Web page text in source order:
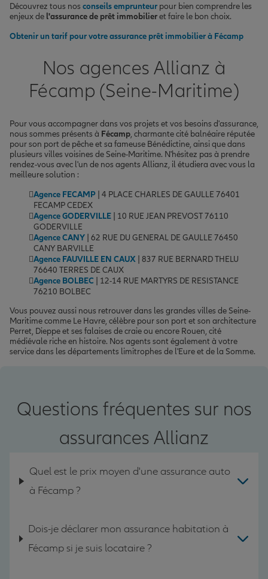
Découvrez tous nos conseils emprunteur pour bien comprendre les
enjeux de l'assurance de prêt immobilieret faire le bon choix.
Obtenir un tarif pour votre assurance prêt immobilier à Fécamp
Nos agences Allianz à
Fécamp (Seine-Maritime)
Pour vous accompagner dans vos projets et vos besoins d'assurance,
nous sommes présents à Fécamp, charmante cité balnéaire réputée
pour son port de pêche et sa fameuse Bénédictine, ainsi que dans
plusieurs villes voisines de Seine-Maritime. N'hésitez pas à prendre
rendez-vous avec l'un de nos agents Allianz, il étudiera avec vous la
meilleure solution :
Agence FECAMP | 4 PLACE CHARLES DE GAULLE 76401
FECAMP CEDEX
Agence GODERVILLE | 10 RUE JEAN PREVOST 76110
GODERVILLE
Agence CANY | 62 RUE DU GENERAL DE GAULLE 76450
CANY BARVILLE
Agence FAUVILLE EN CAUX | 837 RUE BERNARD THELU
76640 TERRES DE CAUX
Agence BOLBEC | 12-14 RUE MARTYRS DE RESISTANCE
76210 BOLBEC
Vous pouvez aussi nous retrouver dans les grandes villes de Seine-
Maritime comme Le Havre, célèbre pour son port et son architecture
Perret, Dieppe et ses falaises de craie ou encore Rouen, cité
médiévale riche en histoire. Nos agents sont également à votre
service dans les départements limitrophes de l'Eure et de la Somme.
Questions fréquentes sur nos
assurances Allianz
Quel est le prix moyen d'une assurance auto
à Fécamp ?
Dois-je déclarer mon assurance habitation à
Fécamp si je suis locataire ?